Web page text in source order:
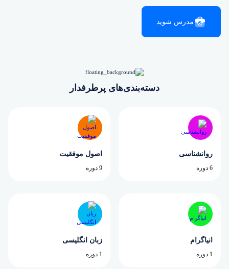
مدرس شوید
دسته‌بندی‌های پرطرفدار
روانشناسی
6 دوره
اصول موفقیت
9 دوره
انیاگرام
1 دوره
زبان انگلیسی
1 دوره